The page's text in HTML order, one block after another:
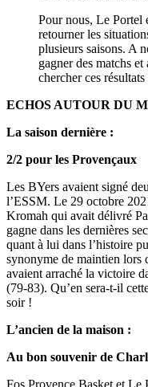
Pour nous, Le Portel
retourner les
plusieurs saisons. A
gagner des matchs
chercher ces résultats
ECHOS AUTOUR DU
La saison dernière :
2/2 pour les Provençaux
Les BYers avaient signé
l’ESSM. Le 29 octobre
Kromah qui avait délivré
gagne dans les dernières
quant à lui dans l’histoire
synonyme de maintien lors
avaient arraché la victoire
(79-83). Qu’en sera-t-il
soir !
L’ancien de la maison :
Au bon souvenir de
Fos Provence Basket et Le